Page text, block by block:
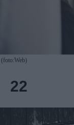
(foto:Web)
22